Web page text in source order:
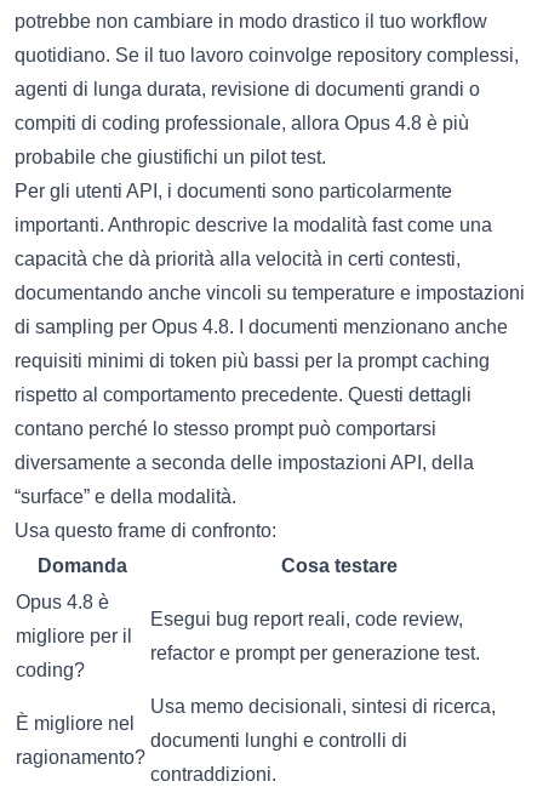
potrebbe non cambiare in modo drastico il tuo workflow
quotidiano. Se il tuo lavoro coinvolge repository complessi,
agenti di lunga durata, revisione di documenti grandi o
compiti di coding professionale, allora Opus 4.8 è più
probabile che giustifichi un pilot test.
Per gli utenti API, i documenti sono particolarmente
importanti. Anthropic descrive la modalità fast come una
capacità che dà priorità alla velocità in certi contesti,
documentando anche vincoli su temperature e impostazioni
di sampling per Opus 4.8. I documenti menzionano anche
requisiti minimi di token più bassi per la prompt caching
rispetto al comportamento precedente. Questi dettagli
contano perché lo stesso prompt può comportarsi
diversamente a seconda delle impostazioni API, della
“surface” e della modalità.
Usa questo frame di confronto:
Domanda
Cosa testare
Opus 4.8 è
migliore per il
coding?
Esegui bug report reali, code review,
refactor e prompt per generazione test.
È migliore nel
ragionamento?
Usa memo decisionali, sintesi di ricerca,
documenti lunghi e controlli di
contraddizioni.